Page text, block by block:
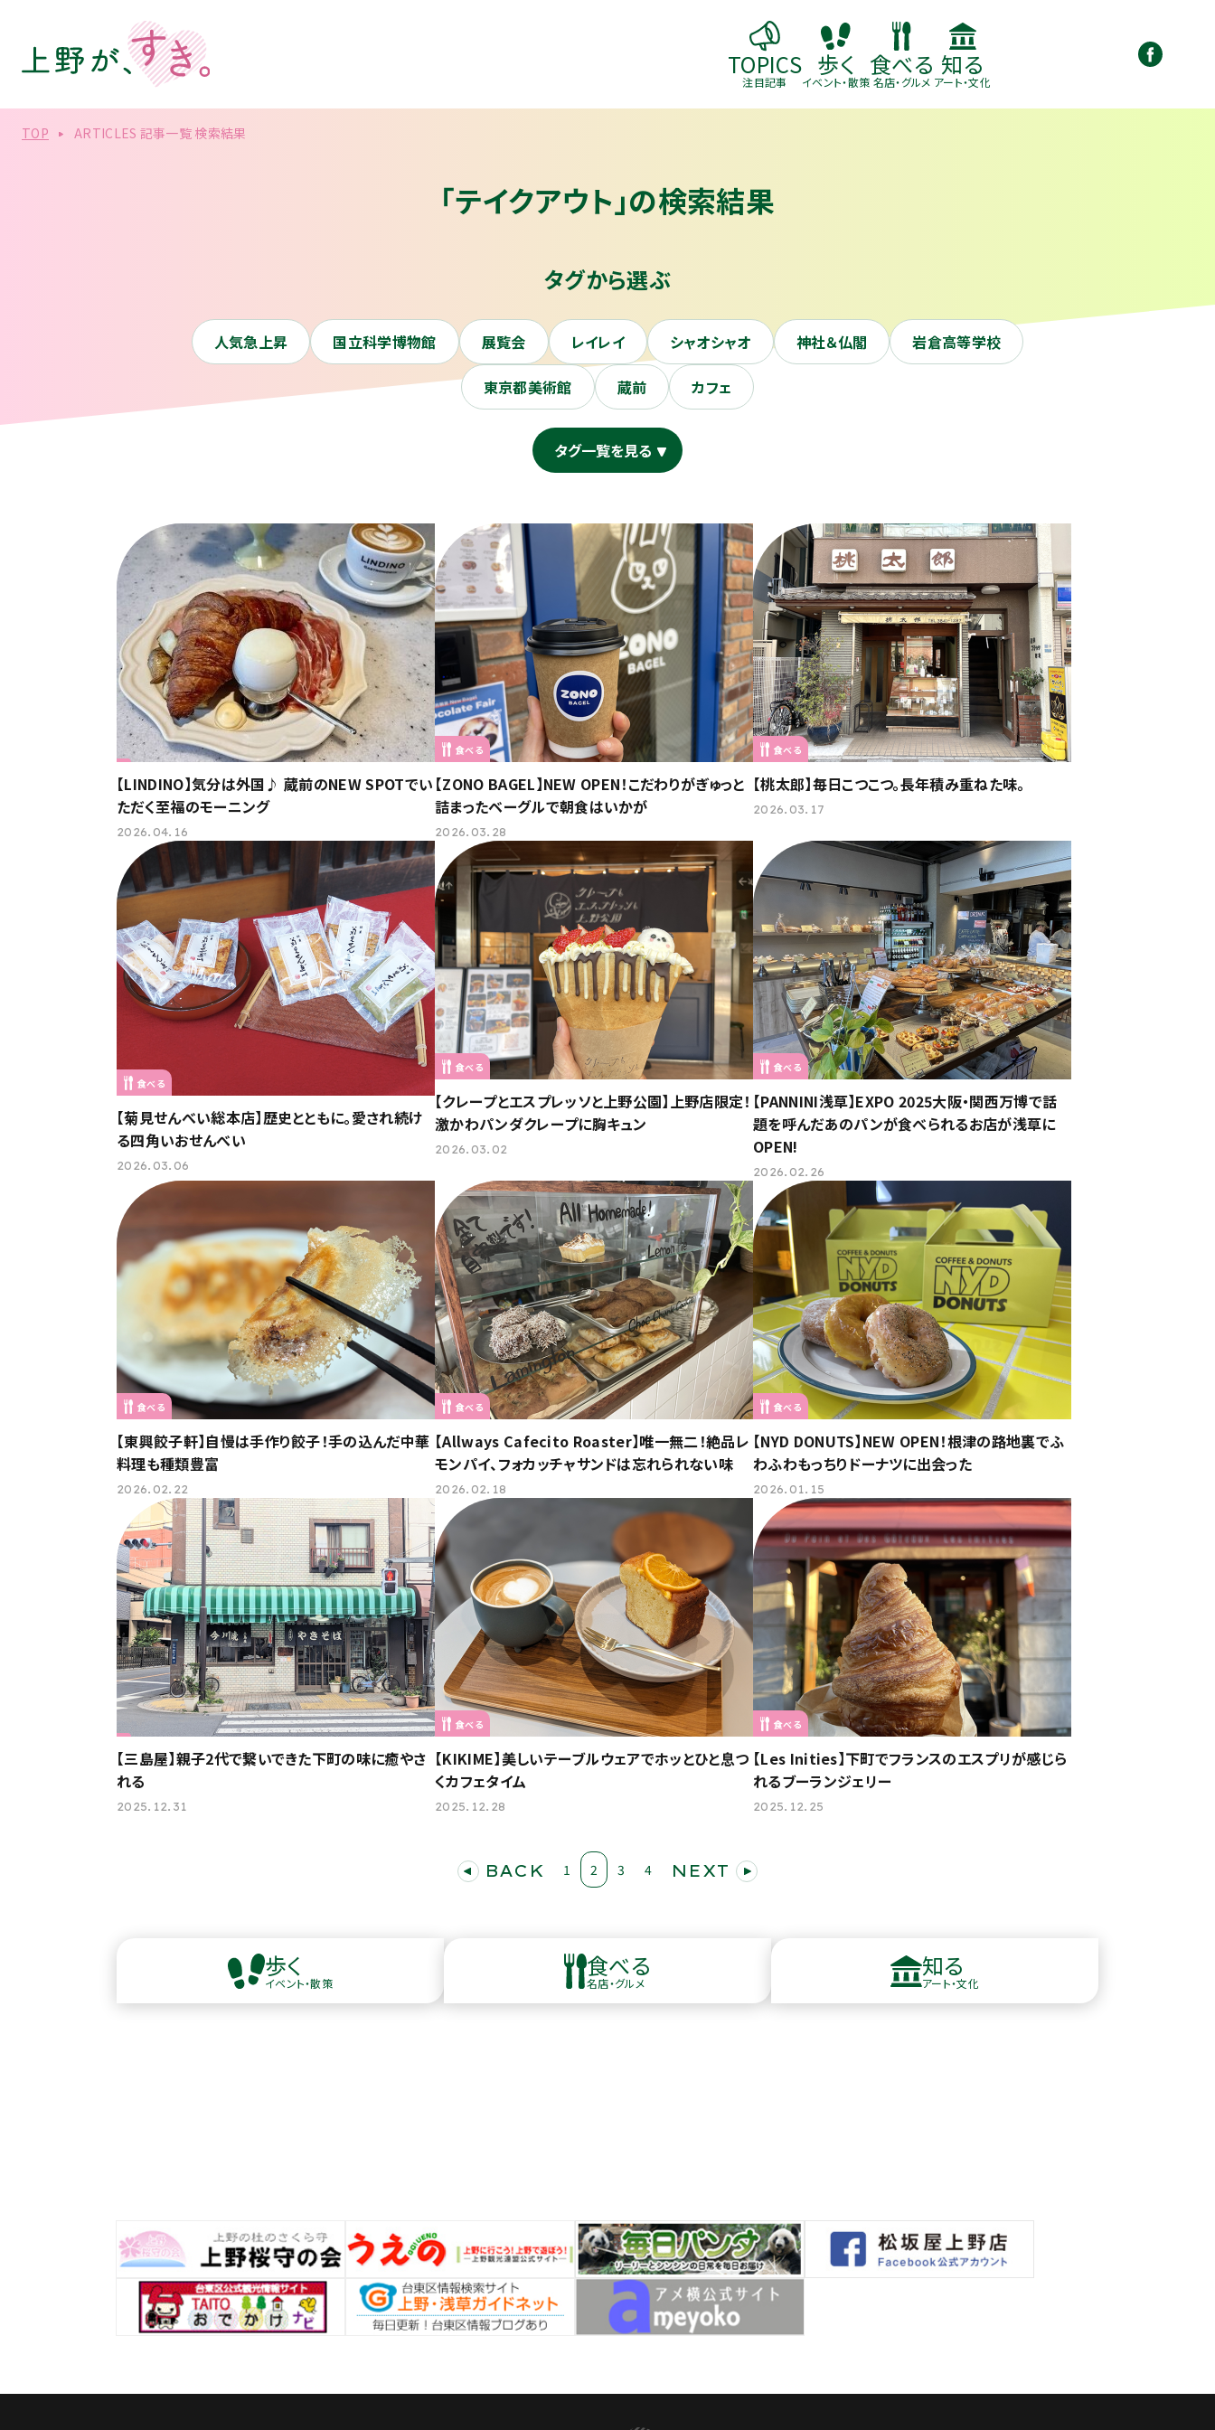
TOPICS
注目記事
歩く
イベント・散策
食べる
名店・グルメ
知る
アート・文化
TOP ARTICLES 記事一覧 検索結果
「テイクアウト」の検索結果
タグから選ぶ
人気急上昇 国立科学博物館 展覧会 レイレイ シャオシャオ 神社＆仏閣 岩倉高等学校
東京都美術館 蔵前 カフェ
タグ一覧を見る
【LINDINO】気分は外国♪ 蔵前のNEW SPOTでい
ただく至福のモーニング
2026.04.16
食べる
【ZONO BAGEL】NEW OPEN！こだわりがぎゅっと
詰まったベーグルで朝食はいかが
2026.03.28
食べる
【桃太郎】毎日こつこつ。長年積み重ねた味。
2026.03.17
食べる
【菊見せんべい総本店】歴史とともに。愛され続け
る四角いおせんべい
2026.03.06
食べる
【クレープとエスプレッソと上野公園】上野店限定！
激かわパンダクレープに胸キュン
2026.03.02
食べる
【PANNINI浅草】EXPO 2025大阪・関西万博で話
題を呼んだあのパンが食べられるお店が浅草に
OPEN!
2026.02.26
食べる
【東興餃子軒】自慢は手作り餃子！手の込んだ中華
料理も種類豊富
2026.02.22
食べる
【Allways Cafecito Roaster】唯一無二！絶品レ
モンパイ、フォカッチャサンドは忘れられない味
2026.02.18
食べる
【NYD DONUTS】NEW OPEN！根津の路地裏でふ
わふわもっちりドーナツに出会った
2026.01.15
【三島屋】親子2代で繋いできた下町の味に癒やさ
れる
2025.12.31
食べる
【KIKIME】美しいテーブルウェアでホッとひと息つ
くカフェタイム
2025.12.28
食べる
【Les Inities】下町でフランスのエスプリが感じら
れるブーランジェリー
2025.12.25
BACK 1 2 3 4 NEXT
歩く
イベント・散策
食べる
名店・グルメ
知る
アート・文化